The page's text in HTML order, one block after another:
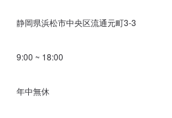
静岡県浜松市中央区流通元町3-3
9:00 ~ 18:00
年中無休